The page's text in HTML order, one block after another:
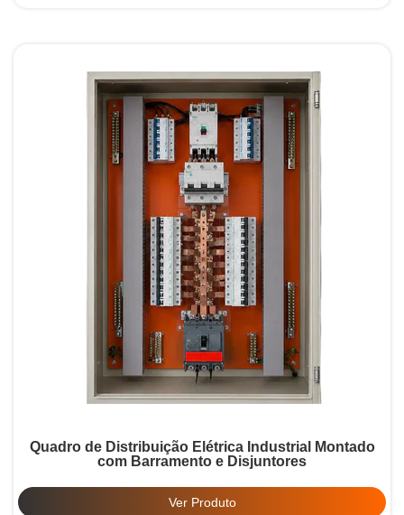
Quadro de Distribuição Elétrica Industrial Montado
com Barramento e Disjuntores
Ver Produto